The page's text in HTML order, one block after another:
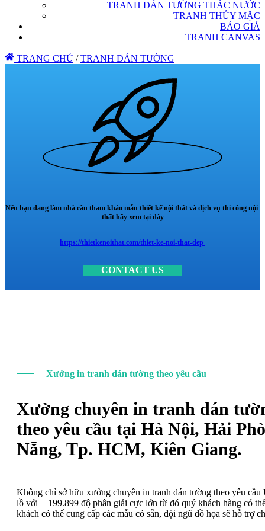
TRANH DÁN TƯỜNG THÁC NƯỚC
TRANH THỦY MẶC
BÁO GIÁ
TRANH CANVAS
TRANG CHỦ / TRANH DÁN TƯỜNG
Nếu bạn đang làm nhà cần tham khảo mẫu thiết kế nội thất và dịch vụ thi công nội
thất hãy xem tại đây
https://thietkenoithat.com/thiet-ke-noi-that-dep
CONTACT US
Xưởng in tranh dán tường theo yêu cầu
Xưởng chuyên in tranh dán
theo yêu cầu tại Hà Nội, Hải
Nẵng, Tp. HCM, Kiên Giang.
Không chỉ sở hữu xưởng chuyên in tranh dán tường theo yêu
lồ với + 199.899 độ phân giải cực lớn từ đó quý khách hàng có
khách có thể cung cấp các mẫu có sẵn, đội ngũ đồ họa sẽ hỗ trợ